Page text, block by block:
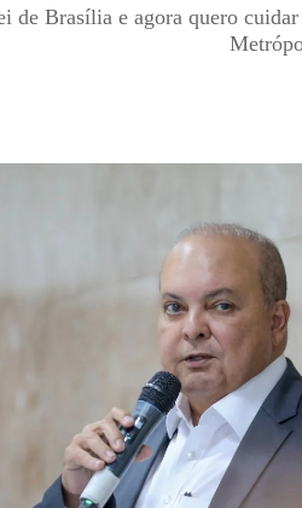
de Brasília e agora quero